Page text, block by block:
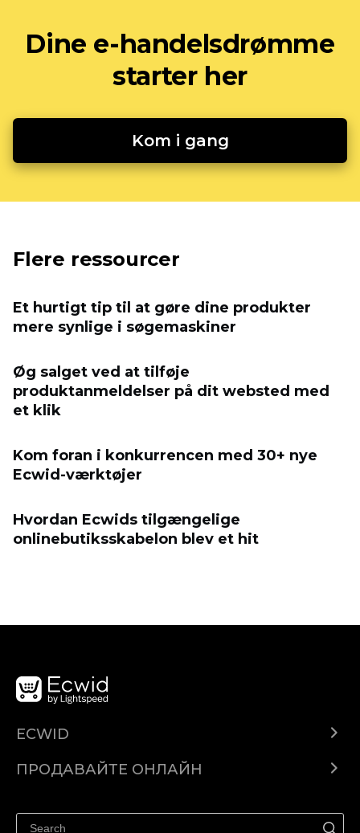
Dine e-handelsdrømme
starter her
Kom i gang
Flere ressourcer
Et hurtigt tip til at gøre dine produkter
mere synlige i søgemaskiner
Øg salget ved at tilføje
produktanmeldelser på dit websted med
et klik
Kom foran i konkurrencen med 30+ nye
Ecwid-værktøjer
Hvordan Ecwids tilgængelige
onlinebutiksskabelon blev et hit
ECWID
Помощен център
ПРОДАВАЙТЕ ОНЛАЙН
Продавайте във Facebook